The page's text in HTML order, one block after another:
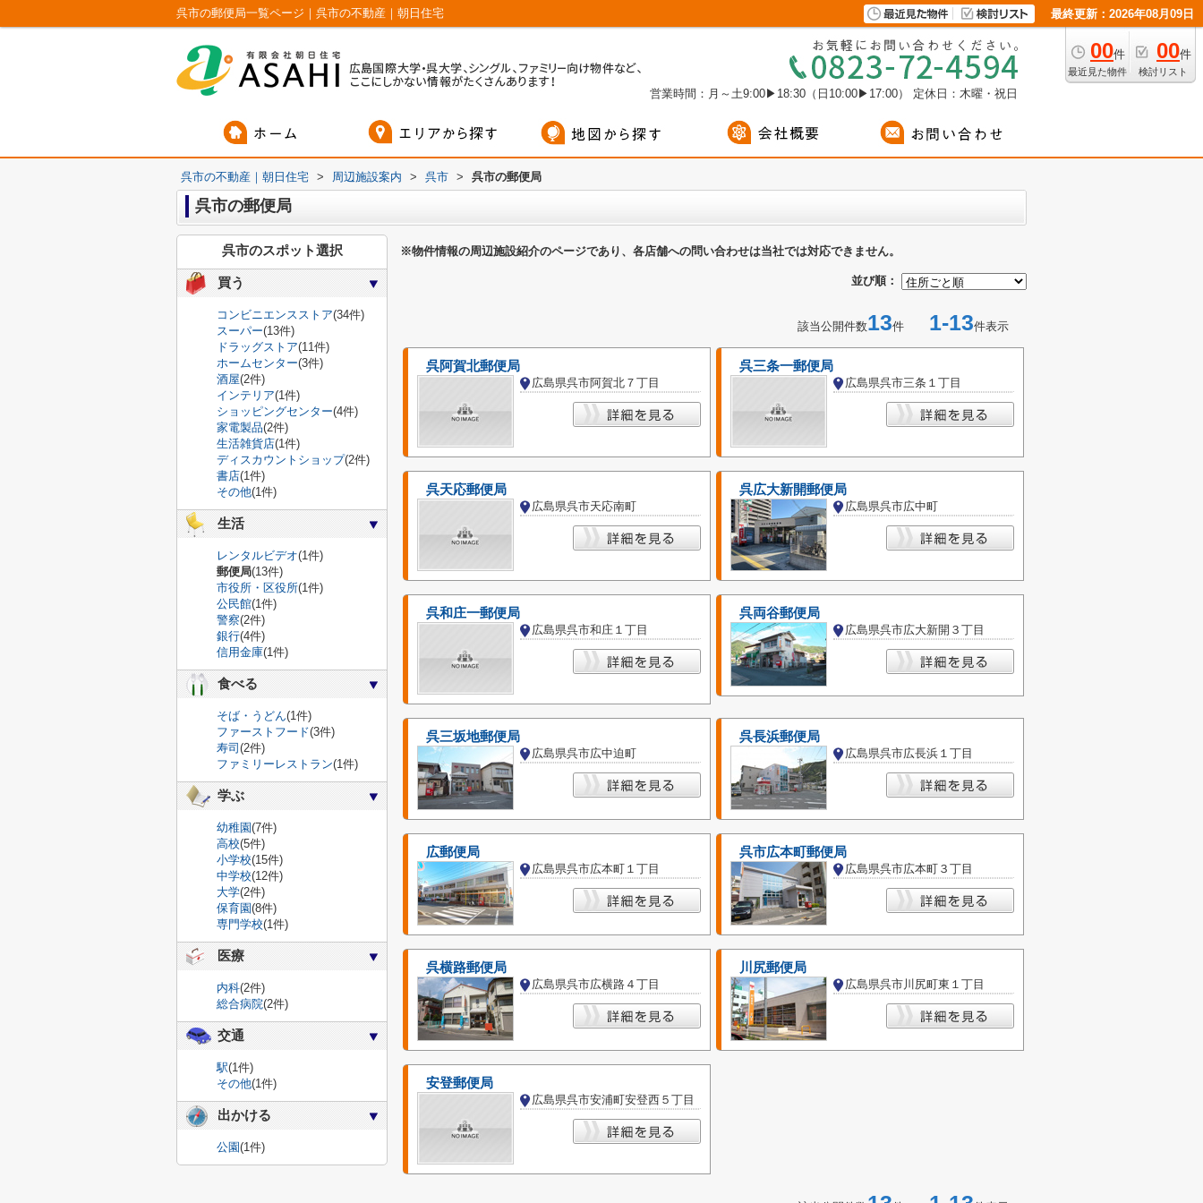
呉市の郵便局一覧ページ｜呉市の不動産｜朝日住宅 最終更新：2026年08月09日
00件
最近見た物件
00件
検討リスト
営業時間：月～土9:00▶18:30（日10:00▶17:00） 定休日：木曜・祝日
呉市の不動産｜朝日住宅 > 周辺施設案内 > 呉市 > 呉市の郵便局
呉市の郵便局
※物件情報の周辺施設紹介のページであり、各店舗への問い合わせは当社では対応できません。
並び順：
該当公開件数13件 1-13件表示
呉阿賀北郵便局
広島県呉市阿賀北７丁目
呉三条一郵便局
広島県呉市三条１丁目
呉天応郵便局
広島県呉市天応南町
呉広大新開郵便局
広島県呉市広中町
呉和庄一郵便局
広島県呉市和庄１丁目
呉両谷郵便局
広島県呉市広大新開３丁目
呉三坂地郵便局
広島県呉市広中迫町
呉長浜郵便局
広島県呉市広長浜１丁目
広郵便局
広島県呉市広本町１丁目
呉市広本町郵便局
広島県呉市広本町３丁目
呉横路郵便局
広島県呉市広横路４丁目
川尻郵便局
広島県呉市川尻町東１丁目
安登郵便局
広島県呉市安浦町安登西５丁目
呉市のスポット選択
買う
コンビニエンスストア(34件)
スーパー(13件)
ドラッグストア(11件)
ホームセンター(3件)
酒屋(2件)
インテリア(1件)
ショッピングセンター(4件)
家電製品(2件)
生活雑貨店(1件)
ディスカウントショップ(2件)
書店(1件)
その他(1件)
生活
レンタルビデオ(1件)
郵便局(13件)
市役所・区役所(1件)
公民館(1件)
警察(2件)
銀行(4件)
信用金庫(1件)
食べる
そば・うどん(1件)
ファーストフード(3件)
寿司 (2件)
ファミリーレストラン(1件)
学ぶ
幼稚園(7件)
高校(5件)
小学校(15件)
中学校(12件)
大学(2件)
保育園(8件)
専門学校(1件)
医療
内科(2件)
総合病院(2件)
交通
駅(1件)
その他(1件)
出かける
公園(1件)